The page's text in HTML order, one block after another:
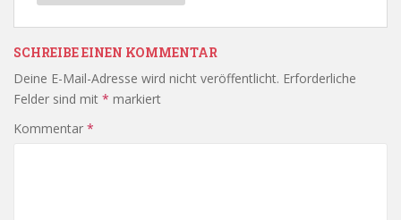
SCHREIBE EINEN KOMMENTAR
Deine E-Mail-Adresse wird nicht veröffentlicht. Erforderliche
Felder sind mit * markiert
Kommentar *